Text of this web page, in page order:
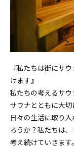
『私たちは街にサ
けます』
私たちの考えるサ
サウナとともに大
日々の生活に取り
ろうか？私たちは
考え続けていきま